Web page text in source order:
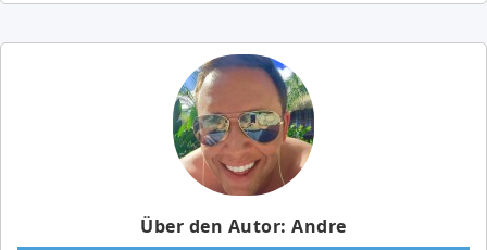
Über den Autor: Andre